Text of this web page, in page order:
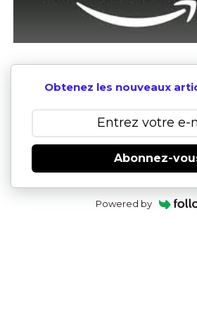
Obtenez les nouveaux
Abonnez-
Powered by